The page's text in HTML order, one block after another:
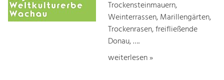
Trockensteinmauern,
Weinterrassen, Marillengärten,
Trockenrasen, freifließende
Donau, ….
weiterlesen »